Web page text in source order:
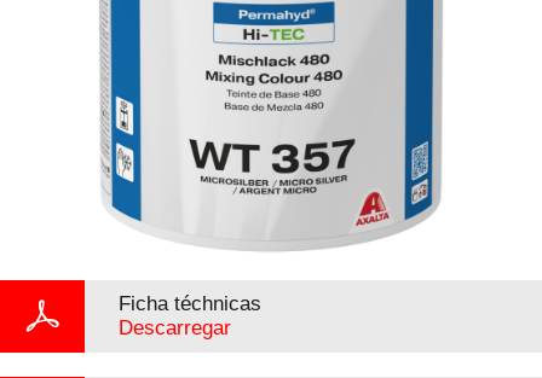
Ficha téchnicas
Descarregar